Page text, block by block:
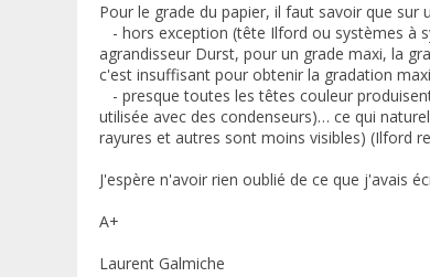
Pour le grade du papier, il faut savoir que sur
- hors exception (tête Ilford ou systèmes à
agrandisseur Durst, pour un grade maxi, la
c'est insuffisant pour obtenir la gradation
- presque toutes les têtes couleur
utilisée avec des condenseurs)… ce qui
rayures et autres sont moins visibles) (Ilford
J'espère n'avoir rien oublié de ce que j'avais
A+
Laurent Galmiche